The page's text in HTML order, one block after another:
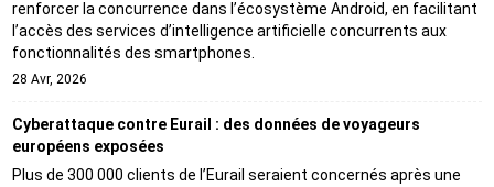
renforcer la concurrence dans l’écosystème Android, en facilitant
l’accès des services d’intelligence artificielle concurrents aux
fonctionnalités des smartphones.
28 Avr, 2026
Cyberattaque contre Eurail : des données de voyageurs
européens exposées
Plus de 300 000 clients de l’Eurail seraient concernés après une